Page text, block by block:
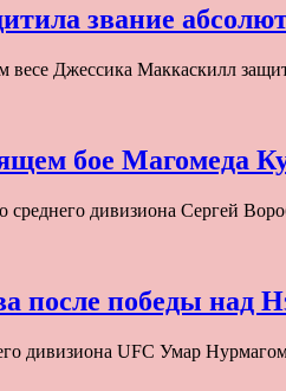
звание
Джессика Маккаскилл
бое Магомеда
среднего дивизиона Сергей
после победы над
дивизиона UFC Умар